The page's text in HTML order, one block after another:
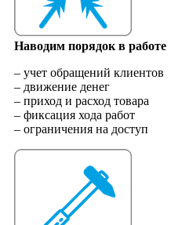
Наводим порядок в работе
– учет обращений клиентов
– движение денег
– приход и расход товара
– фиксация хода работ
– ограничения на доступ